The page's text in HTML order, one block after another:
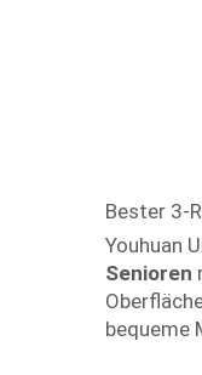
Bester 3-
Youhuan
Senioren
bequeme